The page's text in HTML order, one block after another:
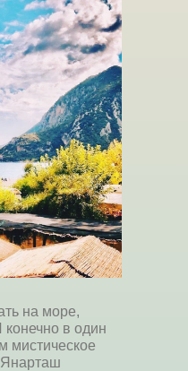
на море,
конечно в один
мистическое